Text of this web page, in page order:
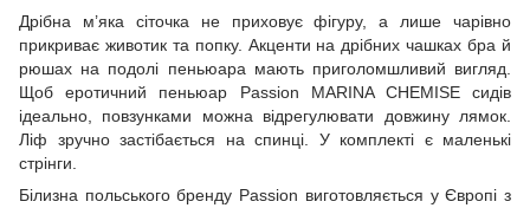
Дрібна м’яка сіточка не приховує фігуру, а лише чарівно
прикриває животик та попку. Акценти на дрібних чашках бра й
рюшах на подолі пеньюара мають приголомшливий вигляд.
Щоб еротичний пеньюар Passion MARINA CHEMISE сидів
ідеально, повзунками можна відрегулювати довжину лямок.
Ліф зручно застібається на спинці. У комплекті є маленькі
стрінги.
Білизна польського бренду Passion виготовляється у Європі з